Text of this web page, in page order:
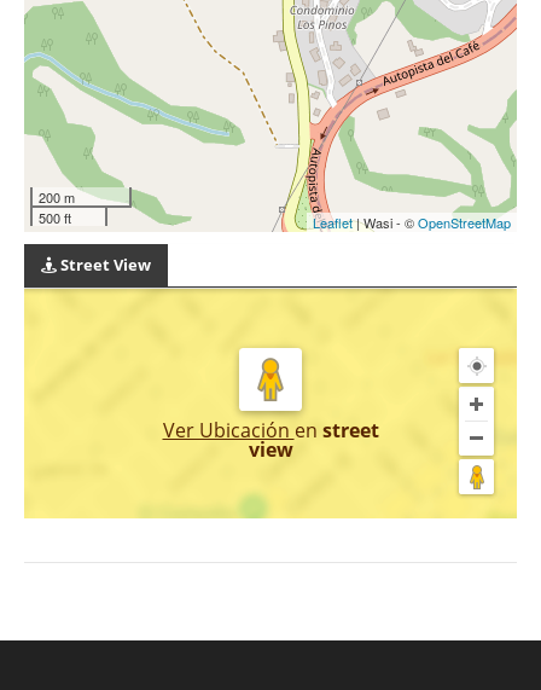
200 m
500 ft
Leaflet| Wasi - ©OpenStreetMap
Street View
Ver Ubicación en street
view